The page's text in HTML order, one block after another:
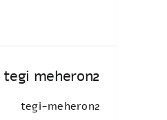
tegi meheron2
tegi-meheron2